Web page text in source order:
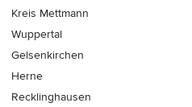
Kreis Mettmann
Wuppertal
Gelsenkirchen
Herne
Recklinghausen